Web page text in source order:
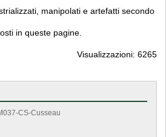
manipolati e artefatti secondo
in queste pagine.
Visualizzazioni: 6265
CS-Cusseau